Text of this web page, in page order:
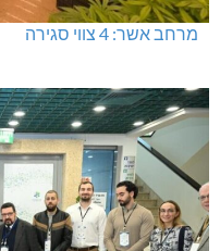
מרחב אשר: 4 צווי סגירה